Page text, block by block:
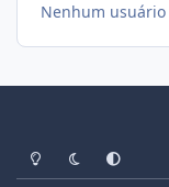
Nenhum
Modo ClaroModo Escuro